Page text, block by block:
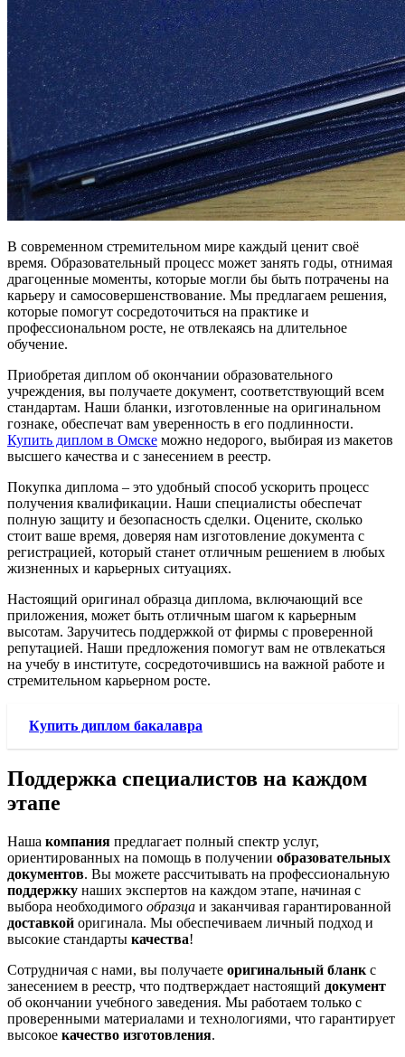
В современном стремительном мире каждый ценит своё
время. Образовательный процесс может занять годы, отнимая
драгоценные моменты, которые могли бы быть потрачены на
карьеру и самосовершенствование. Мы предлагаем решения,
которые помогут сосредоточиться на практике и
профессиональном росте, не отвлекаясь на длительное
обучение.
Приобретая диплом об окончании образовательного
учреждения, вы получаете документ, соответствующий всем
стандартам. Наши бланки, изготовленные на оригинальном
гознаке, обеспечат вам уверенность в его подлинности.
Купить диплом в Омске можно недорого, выбирая из макетов
высшего качества и с занесением в реестр.
Покупка диплома – это удобный способ ускорить процесс
получения квалификации. Наши специалисты обеспечат
полную защиту и безопасность сделки. Оцените, сколько
стоит ваше время, доверяя нам изготовление документа с
регистрацией, который станет отличным решением в любых
жизненных и карьерных ситуациях.
Настоящий оригинал образца диплома, включающий все
приложения, может быть отличным шагом к карьерным
высотам. Заручитесь поддержкой от фирмы с проверенной
репутацией. Наши предложения помогут вам не отвлекаться
на учебу в институте, сосредоточившись на важной работе и
стремительном карьерном росте.
Купить диплом бакалавра
Поддержка специалистов на каждом
этапе
Наша компания предлагает полный спектр услуг,
ориентированных на помощь в получении образовательных
документов. Вы можете рассчитывать на профессиональную
поддержку наших экспертов на каждом этапе, начиная с
выбора необходимого образца и заканчивая гарантированной
доставкой оригинала. Мы обеспечиваем личный подход и
высокие стандарты качества!
Сотрудничая с нами, вы получаете оригинальный бланк с
занесением в реестр, что подтверждает настоящий документ
об окончании учебного заведения. Мы работаем только с
проверенными материалами и технологиями, что гарантирует
высокое качество изготовления.